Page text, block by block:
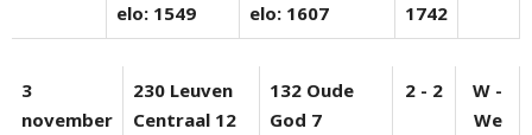
elo: 1549
elo: 1607
1742
3
november
230 Leuven
Centraal 12
132 Oude
God 7
2 - 2
W -
We